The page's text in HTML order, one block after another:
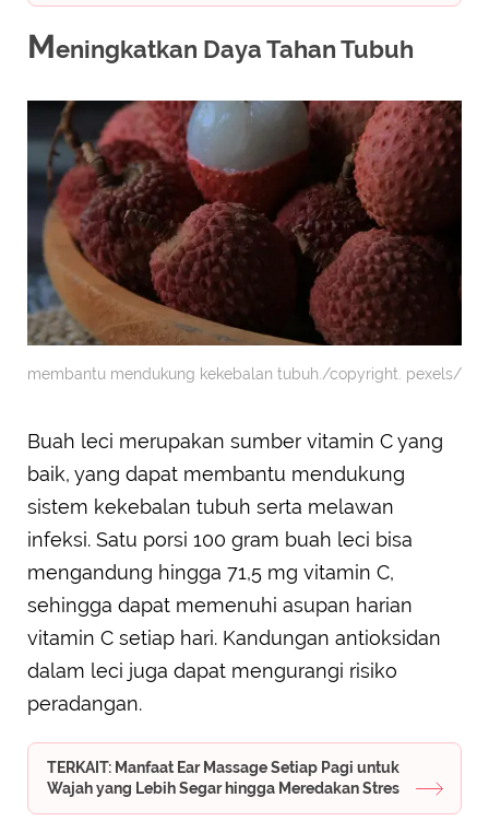
Meningkatkan Daya Tahan Tubuh
membantu mendukung kekebalan tubuh./copyright. pexels/
Buah leci merupakan sumber vitamin C yang
baik, yang dapat membantu mendukung
sistem kekebalan tubuh serta melawan
infeksi. Satu porsi 100 gram buah leci bisa
mengandung hingga 71,5 mg vitamin C,
sehingga dapat memenuhi asupan harian
vitamin C setiap hari. Kandungan antioksidan
dalam leci juga dapat mengurangi risiko
peradangan.
TERKAIT: Manfaat Ear Massage Setiap Pagi untuk
Wajah yang Lebih Segar hingga Meredakan Stres